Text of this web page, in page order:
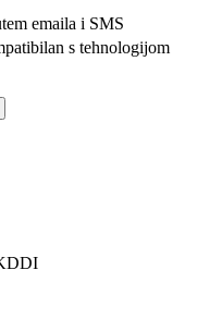
emaila i SMS
s tehnologijom